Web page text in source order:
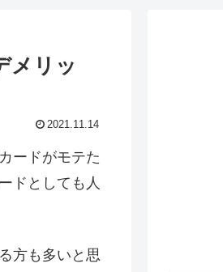
メリッ
2021.11.14
ードがモテた
ドとしても人
方も多いと思